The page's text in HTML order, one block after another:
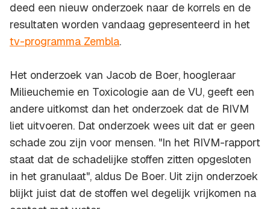
deed een nieuw onderzoek naar de korrels en de
resultaten worden vandaag gepresenteerd in het
tv-programma Zembla.
Het onderzoek van Jacob de Boer, hoogleraar
Milieuchemie en Toxicologie aan de VU, geeft een
andere uitkomst dan het onderzoek dat de RIVM
liet uitvoeren. Dat onderzoek wees uit dat er geen
schade zou zijn voor mensen. "In het RIVM-rapport
staat dat de schadelijke stoffen zitten opgesloten
in het granulaat", aldus De Boer. Uit zijn onderzoek
blijkt juist dat de stoffen wel degelijk vrijkomen na